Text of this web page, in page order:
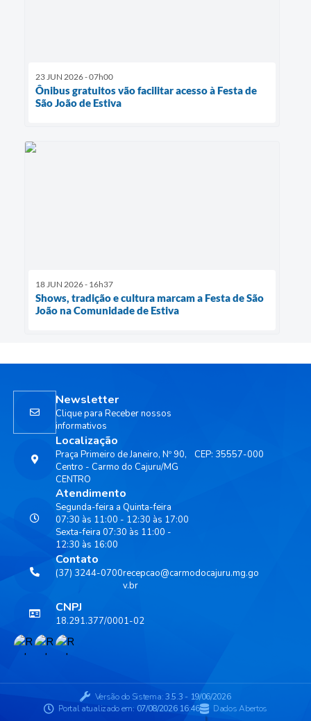
23 JUN 2026 - 07h00
Ônibus gratuitos vão facilitar acesso à Festa de
São João de Estiva
18 JUN 2026 - 16h37
Shows, tradição e cultura marcam a Festa de São
João na Comunidade de Estiva
Localização
Praça Primeiro de Janeiro, Nº 90,
Centro - Carmo do Cajuru/MG
CENTRO
CEP: 35557-000
Contato
(37) 3244-0700recepcao@carmodocajuru.mg.go
v.br
Atendimento
Segunda-feira a Quinta-feira
07:30 às 11:00 - 12:30 às 17:00
Sexta-feira 07:30 às 11:00 -
12:30 às 16:00
CNPJ
18.291.377/0001-02
Newsletter
Clique para Receber nossos
informativos
Versão do Sistema:3.5.3 - 19/06/2026
Portal atualizado em: 07/08/2026 16:46 Dados Abertos